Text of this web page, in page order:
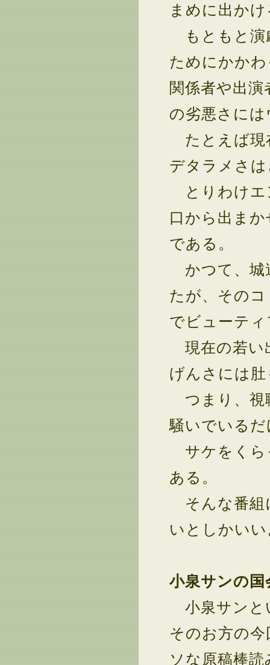
まめに出か
もともと演
ためにかか
関係者や出
の劣悪さに
たとえば現
デタラメさ
とりわけエ
口から出ま
である。
かつて、城
たが、その
でビューテ
現在の若い
げんさには
つまり、視
騒いでいる
サケをくら
ある。
そんな番組
いとしかい
小泉サンの国
小泉サンと
そのお方の
ソな原稿棒